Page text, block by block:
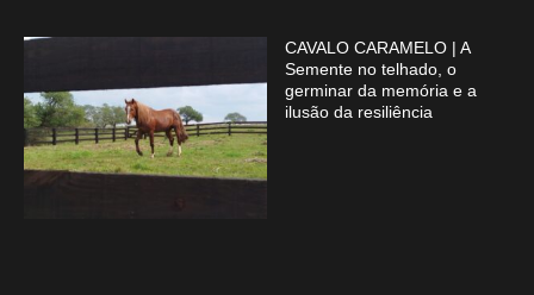
CAVALO CARAMELO | A
Semente no telhado, o
germinar da memória e a
ilusão da resiliência